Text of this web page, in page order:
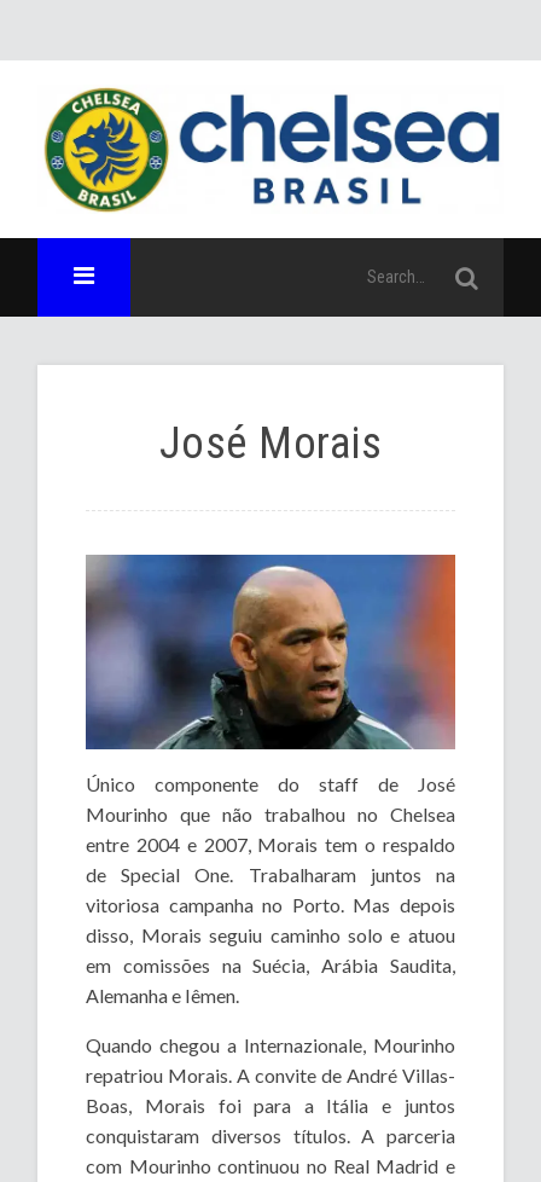
José Morais
Único componente do staff de José
Mourinho que não trabalhou no Chelsea
entre 2004 e 2007, Morais tem o respaldo
de Special One. Trabalharam juntos na
vitoriosa campanha no Porto. Mas depois
disso, Morais seguiu caminho solo e atuou
em comissões na Suécia, Arábia Saudita,
Alemanha e Iêmen.
Quando chegou a Internazionale, Mourinho
repatriou Morais. A convite de André Villas-
Boas, Morais foi para a Itália e juntos
conquistaram diversos títulos. A parceria
com Mourinho continuou no Real Madrid e